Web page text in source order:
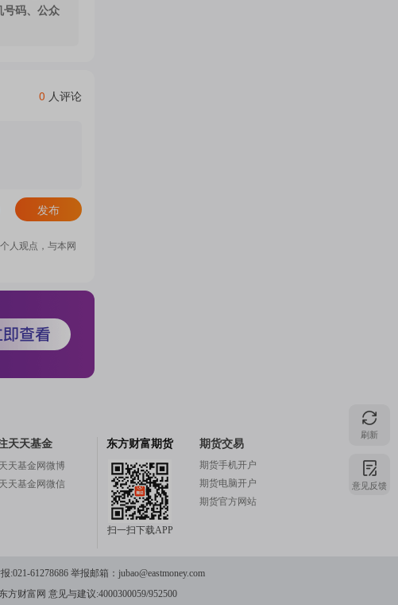
号码、公众
0 人评论
发布
人观点，与本网
刷新
意见反馈
天天基金
天天基金网微博
天天基金网微信
东方财富期货
扫一扫下载APP
期货交易
期货手机开户
期货电脑开户
期货官方网站
:021-61278686 举报邮箱： jubao@eastmoney.com
方财富网 意见与建议:4000300059/952500